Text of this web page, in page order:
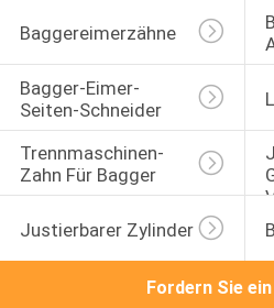
Baggereimerzähne
Bagger-Eimer-
Seiten-Schneider
Trennmaschinen-
Zahn Für Bagger
Justierbarer Zylinder
Fordern Sie